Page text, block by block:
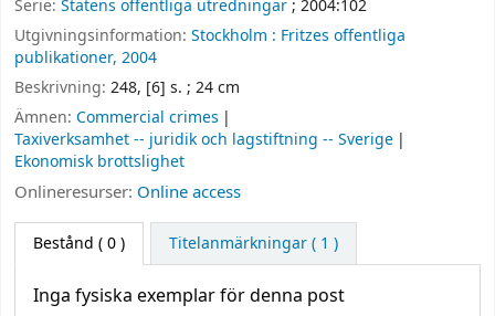
Serie: Statens offentliga utredningar; 2004:102
Utgivningsinformation: Stockholm : Fritzes offentliga
publikationer, 2004
Beskrivning: 248, [6] s. ; 24 cm
Ämnen: Commercial crimes
Taxiverksamhet -- juridik och lagstiftning -- Sverige
Ekonomisk brottslighet
Onlineresurser: Online access
Bestånd ( 0 ) Titelanmärkningar ( 1 )
Inga fysiska exemplar för denna post